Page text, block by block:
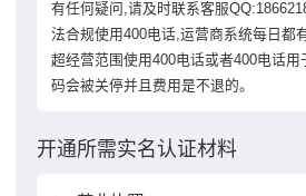
有任何疑问,请及时联系客服
法合规使用400电话,运营商系统每日都
超经营范围使用400电话或者400电话
码会被关停并且费用是不退的。
开通所需实名认证材料